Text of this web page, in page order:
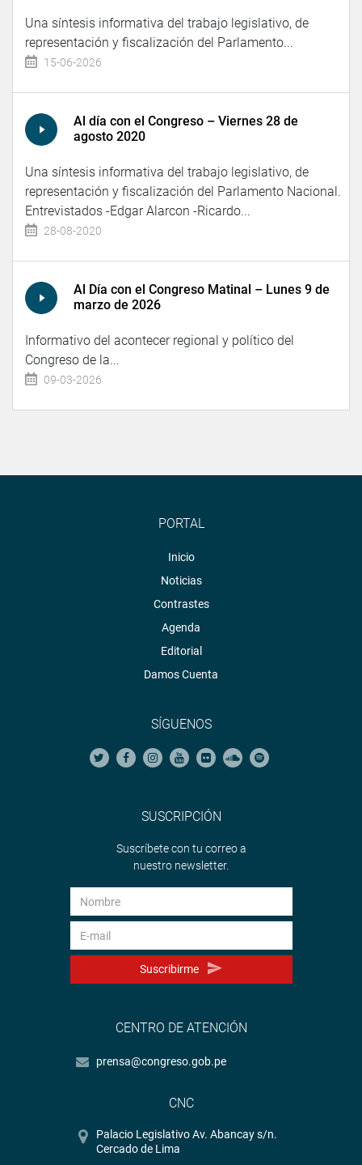
Una síntesis informativa del trabajo legislativo, de
representación y fiscalización del Parlamento...
15-06-2026
Al día con el Congreso – Viernes 28 de
agosto 2020
Una síntesis informativa del trabajo legislativo, de
representación y fiscalización del Parlamento Nacional.
Entrevistados -Edgar Alarcon -Ricardo...
28-08-2020
Al Día con el Congreso Matinal – Lunes 9 de
marzo de 2026
Informativo del acontecer regional y político del
Congreso de la...
09-03-2026
PORTAL
Inicio
Noticias
Contrastes
Agenda
Editorial
Damos Cuenta
SÍGUENOS
SUSCRIPCIÓN
Suscríbete con tu correo a
nuestro newsletter.
Suscribirme
CENTRO DE ATENCIÓN
prensa@congreso.gob.pe
CNC
Palacio Legislativo Av. Abancay s/n.
Cercado de Lima